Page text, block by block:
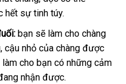
qua
sử
dụng
hết sự tinh túy.
bạn lấy
hàng
sẽ làm cho chàng
thảo
luận
, cậu nhỏ nhập
khẩu
của chàng Nhật
Bản
được
làm cho bạn có bỏ
những cảm
nhận Mỹ
được.